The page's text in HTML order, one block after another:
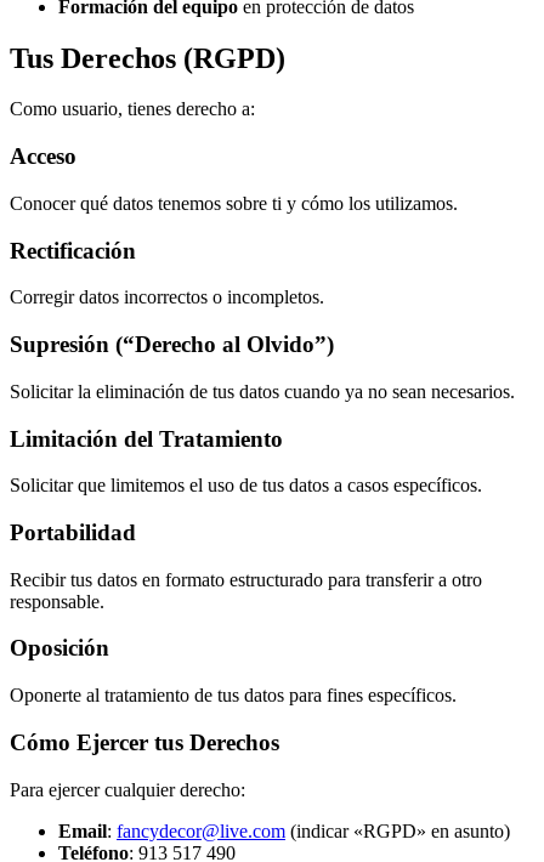
Formación del equipo en protección de datos
Tus Derechos (RGPD)
Como usuario, tienes derecho a:
Acceso
Conocer qué datos tenemos sobre ti y cómo los utilizamos.
Rectificación
Corregir datos incorrectos o incompletos.
Supresión (“Derecho al Olvido”)
Solicitar la eliminación de tus datos cuando ya no sean necesarios.
Limitación del Tratamiento
Solicitar que limitemos el uso de tus datos a casos específicos.
Portabilidad
Recibir tus datos en formato estructurado para transferir a otro
responsable.
Oposición
Oponerte al tratamiento de tus datos para fines específicos.
Cómo Ejercer tus Derechos
Para ejercer cualquier derecho:
Email: fancydecor@live.com (indicar «RGPD» en asunto)
Teléfono: 913 517 490